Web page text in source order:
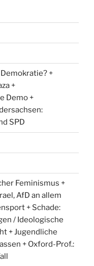
+
+
Demo +
SPD
Feminismus +
AfD an allem
+ Schade:
/ Ideologische
+ Jugendliche
+ Oxford-Prof.: